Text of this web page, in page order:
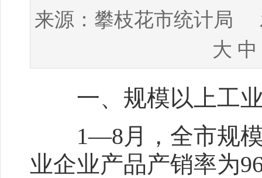
来源： 攀枝花市统计局
大 中
一、规模以上工业
1—8月，全市规模
业企业产品产销率为